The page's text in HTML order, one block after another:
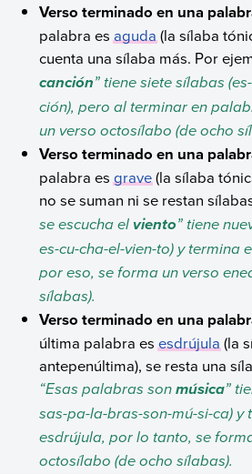
Verso terminado en una
palabra esaguda(la sílaba
cuenta una sílaba más. Por
canción” tiene siete sílabas
ción), pero al terminar en
un verso octosílabo (de ocho
Verso terminado en una
palabra esgrave(la sílaba
no se suman ni se restan
se escucha elviento” tiene
es-cu-cha-el-vien-to) y termina
por eso, se forma un verso
sílabas).
Verso terminado en una
última palabra esesdrújula(la
antepenúltima), se resta una
“Esas palabras son música”
sas-pa-la-bras-son-mú-si-ca)
esdrújula, por lo tanto, se
octosílabo (de ocho sílabas).